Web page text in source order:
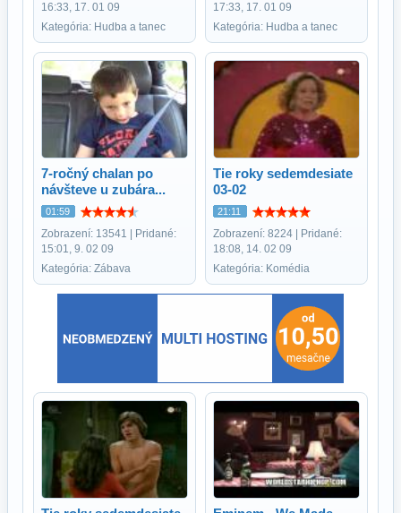
16:33, 17. 01 09
Kategória: Hudba a tanec
17:33, 17. 01 09
Kategória: Hudba a tanec
7-ročný chalan po
návšteve u zubára...
01:59
Zobrazení: 13541 | Pridané:
15:01, 9. 02 09
Kategória: Zábava
Tie roky sedemdesiate
03-02
21:11
Zobrazení: 8224 | Pridané:
18:08, 14. 02 09
Kategória: Komédia